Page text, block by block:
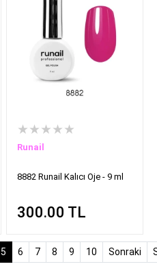
★★★★★
Runail
8882 Runail Kalıcı Oje - 9 ml
300.00 TL
5(current)
6 7 8 9 10 Sonraki